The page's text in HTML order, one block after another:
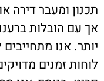
תכנון ומעבר דירה
אך עם הובלות
יותר. אנו
לוחות זמנים